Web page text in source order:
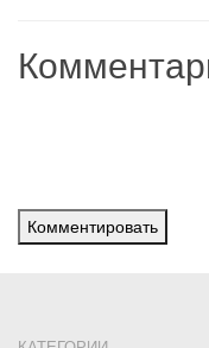
Комментировать